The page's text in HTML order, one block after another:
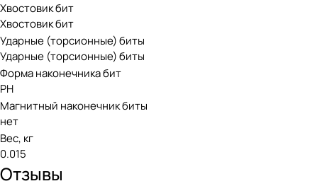
Хвостовик бит
Хвостовик бит
Ударные (торсионные) биты
Ударные (торсионные) биты
Форма наконечника бит
PH
Магнитный наконечник биты
нет
Вес, кг
0.015
Отзывы